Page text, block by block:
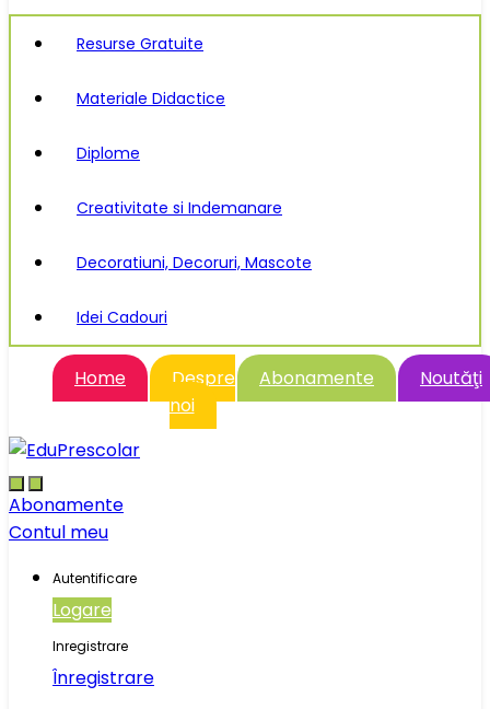
Resurse Gratuite
Materiale Didactice
Diplome
Creativitate si Indemanare
Decoratiuni, Decoruri, Mascote
Idei Cadouri
Home
Despre
noi
Abonamente Noutăţi
Abonamente
Contul meu
Autentificare
Logare
Inregistrare
Înregistrare